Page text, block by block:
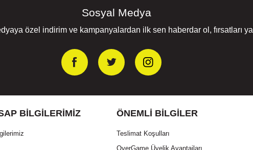
Sosyal Medya
özel indirim ve kampanyalardan ilk sen haberdar ol, fırsatları
BILGILERIMIZ ÖNEMLI BILGILER
Teslimat Koşulları
OverGame Üyelik Avantajları